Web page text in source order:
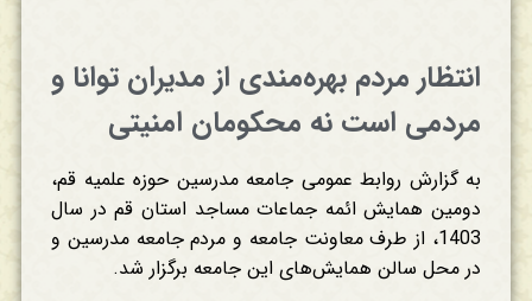
انتظار مردم بهره‌مندی از مدیران توانا و
مردمی است نه محکومان امنیتی
به گزارش روابط عمومی جامعه مدرسین حوزه علمیه قم،
دومین همایش ائمه جماعات مساجد استان قم در سال
1403، از طرف معاونت جامعه و مردم جامعه مدرسین و
در محل سالن همایش‌های این جامعه برگزار شد.